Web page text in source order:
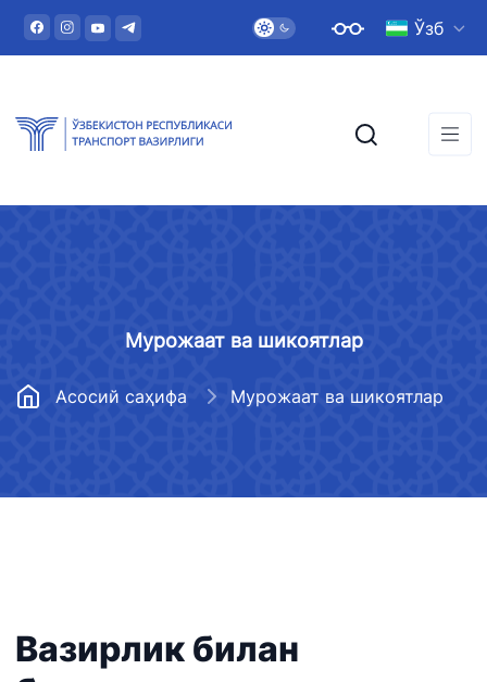
Ўзб
Мурожаат ва шикоятлар
Асосий саҳифа Мурожаат ва шикоятлар
Вазирлик билан